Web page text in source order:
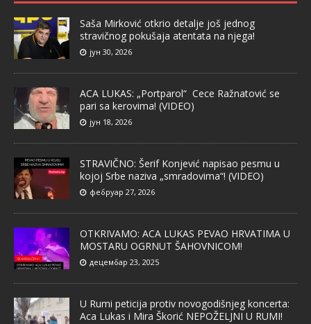
Saša Mirković otkrio detalje još jednog
stravičnog pokušaja atentata na njega!
јун 30, 2026
ACA LUKAS: „Portparol“ Cece Ražnatović se
pari sa kerovima! (VIDEO)
јун 18, 2026
STRAVIČNO: Šerif Konjević napisao pesmu u
kojoj Srbe naziva „smradovima“! (VIDEO)
фебруар 27, 2026
OTKRIVAMO: ACA LUKAS PEVAO HRVATIMA U
MOSTARU OGRNUT ŠAHOVNICOM!
децембар 23, 2025
U Rumi peticija protiv novogodišnjeg koncerta:
Aca Lukas i Mira Škorić NEPOŽELJNI U RUMI!